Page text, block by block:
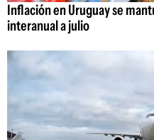
Inflación en Uruguay se
interanual a julio